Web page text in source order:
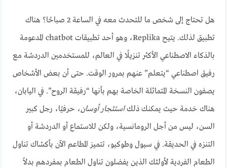
هل تحتاج إلى شخص ما للتحدث معه في الساعة 2 صباحًا؟ هناك
تطبيق لذلك. يتيح Replika، وهو أحد تطبيقات chatbot المدعومة
بالذكاء الاصطناعي الأكثر تنزيلًا في العالم، للمستخدمين الدردشة مع
رفيق اصطناعي “يتعلم” عنهم بمرور الوقت. حتى أن بعض الأشخاص
يصفون النسخة المتماثلة الخاصة بهم بأنها “رفيقة الروح”. في اليابان،
هناك خدمة حيث يمكنك ذلكاستئجار أوسان، حرفيًا، رجل كبير
السن، ليس من أجل الرومانسية، ولكن للاستماع أو الدردشة أو
التنزه في الحديقة. في سيول وطوكيو، تتميز المطاعم الآن بأكشاك تناول
الطعام الفردية لأولئك الذين يفضلون تناول الطعام بمفردهم بدلاً